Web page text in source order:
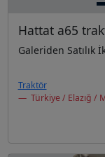
Hattat a65
Galeriden Satılık
Traktör
Türkiye / Elazığ /